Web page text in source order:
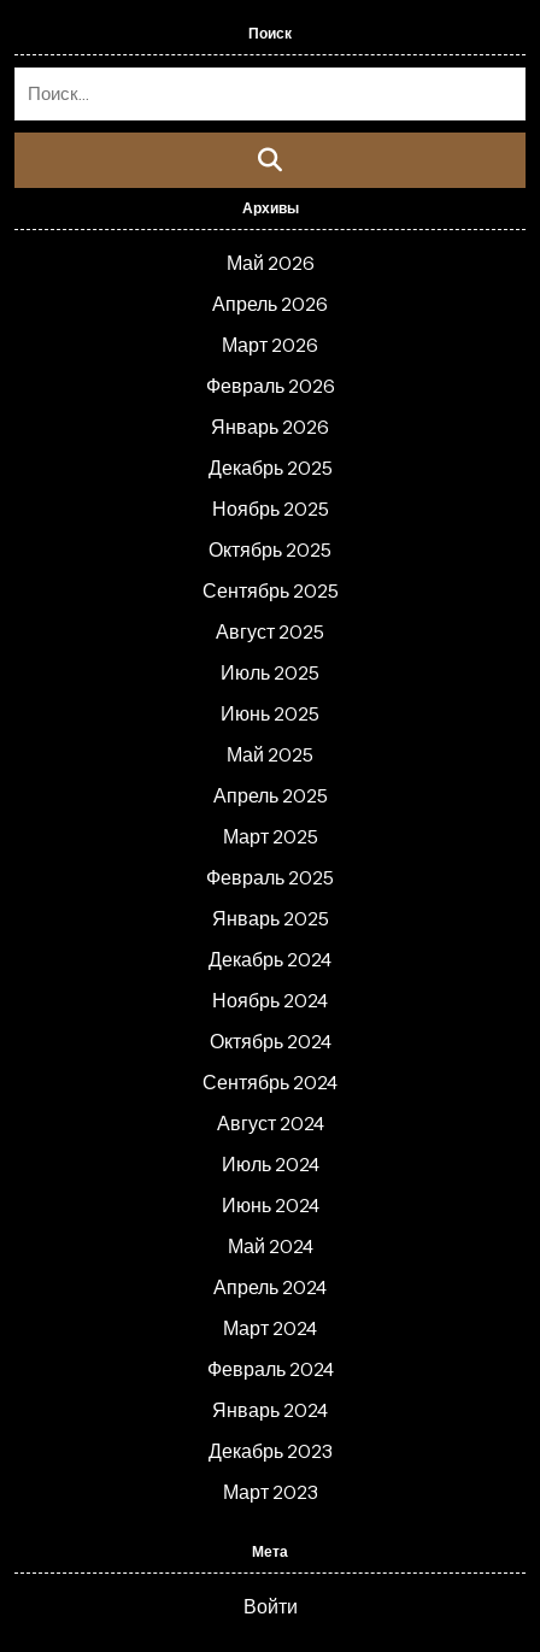
Поиск
Архивы
Май 2026
Апрель 2026
Март 2026
Февраль 2026
Январь 2026
Декабрь 2025
Ноябрь 2025
Октябрь 2025
Сентябрь 2025
Август 2025
Июль 2025
Июнь 2025
Май 2025
Апрель 2025
Март 2025
Февраль 2025
Январь 2025
Декабрь 2024
Ноябрь 2024
Октябрь 2024
Сентябрь 2024
Август 2024
Июль 2024
Июнь 2024
Май 2024
Апрель 2024
Март 2024
Февраль 2024
Январь 2024
Декабрь 2023
Март 2023
Мета
Войти